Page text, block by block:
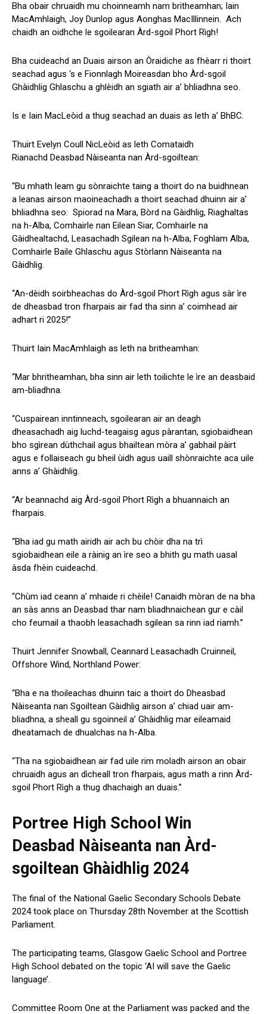
Bha obair chruaidh mu choinneamh nam britheamhan; Iain
MacAmhlaigh, Joy Dunlop agus Aonghas MacIllinnein. Ach
chaidh an oidhche le sgoilearan Àrd-sgoil Phort Rìgh!
Bha cuideachd an Duais airson an Òraidiche as fhèarr ri thoirt
seachad agus ‘s e Fionnlagh Moireasdan bho Àrd-sgoil
Ghàidhlig Ghlaschu a ghlèidh an sgiath air a’ bhliadhna seo.
Is e Iain MacLeòid a thug seachad an duais as leth a’ BhBC.
Thuirt Evelyn Coull NicLeòid as leth Comataidh
Rianachd Deasbad Nàiseanta nan Àrd-sgoiltean:
“Bu mhath leam gu sònraichte taing a thoirt do na buidhnean
a leanas airson maoineachadh a thoirt seachad dhuinn air a’
bhliadhna seo: Spiorad na Mara, Bòrd na Gàidhlig, Riaghaltas
na h-Alba, Comhairle nan Eilean Siar, Comhairle na
Gàidhealtachd, Leasachadh Sgilean na h-Alba, Foghlam Alba,
Comhairle Baile Ghlaschu agus Stòrlann Nàiseanta na
Gàidhlig.
“An-dèidh soirbheachas do Àrd-sgoil Phort Rìgh agus sàr ìre
de dheasbad tron fharpais air fad tha sinn a’ coimhead air
adhart ri 2025!”
Thuirt Iain MacAmhlaigh as leth na britheamhan:
“Mar bhritheamhan, bha sinn air leth toilichte le ìre an deasbaid
am-bliadhna.
“Cuspairean inntinneach, sgoilearan air an deagh
dheasachadh aig luchd-teagaisg agus pàrantan, sgiobaidhean
bho sgìrean dùthchail agus bhailtean mòra a’ gabhail pàirt
agus e follaiseach gu bheil ùidh agus uaill shònraichte aca uile
anns a’ Ghàidhlig.
“Ar beannachd aig Àrd-sgoil Phort Rìgh a bhuannaich an
fharpais.
“Bha iad gu math airidh air ach bu chòir dha na trì
sgiobaidhean eile a ràinig an ìre seo a bhith gu math uasal
àsda fhèin cuideachd.
“Chùm iad ceann a’ mhaide ri chèile! Canaidh mòran de na bha
an sàs anns an Deasbad thar nam bliadhnaichean gur e càil
cho feumail a thaobh leasachadh sgilean sa rinn iad riamh.”
Thuirt Jennifer Snowball, Ceannard Leasachadh Cruinneil,
Offshore Wind, Northland Power:
“Bha e na thoileachas dhuinn taic a thoirt do Dheasbad
Nàiseanta nan Sgoiltean Gàidhlig airson a’ chiad uair am-
bliadhna, a sheall gu sgoinneil a’ Ghàidhlig mar eileamaid
dheatamach de dhualchas na h-Alba.
“Tha na sgiobaidhean air fad uile rim moladh airson an obair
chruaidh agus an dìcheall tron ​​fharpais, agus math a rinn Àrd-
sgoil Phort Rìgh a thug dhachaigh an duais.”
Portree High School Win
Deasbad Nàiseanta nan Àrd-
sgoiltean Ghàidhlig 2024
The final of the National Gaelic Secondary Schools Debate
2024 took place on Thursday 28th November at the Scottish
Parliament.
The participating teams, Glasgow Gaelic School and Portree
High School debated on the topic ‘AI will save the Gaelic
language’.
Committee Room One at the Parliament was packed and the